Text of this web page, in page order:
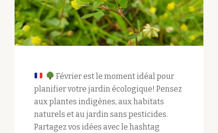
Février est le moment idéal pour
planifier votre jardin écologique! Pensez
aux plantes indigènes, aux habitats
naturels et au jardin sans pesticides.
Partagez vos idées avec le hashtag